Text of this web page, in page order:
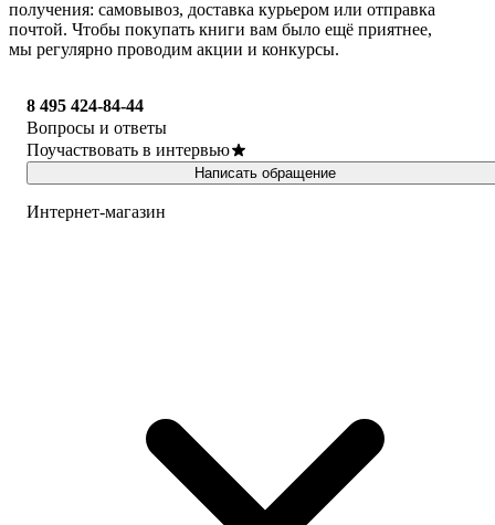
получения: самовывоз, доставка курьером или отправка
почтой. Чтобы покупать книги вам было ещё приятнее,
мы регулярно проводим акции и конкурсы.
8 495 424-84-44
Вопросы и ответы
Поучаствовать в интервью
Написать обращение
Интернет-магазин